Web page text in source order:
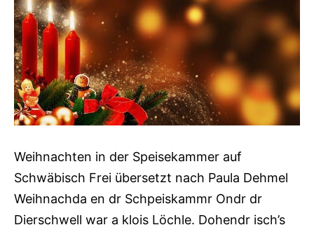
Weihnachten in der Speisekammer auf
Schwäbisch Frei übersetzt nach Paula Dehmel
Weihnachda en dr Schpeiskammr Ondr dr
Dierschwell war a klois Löchle. Dohendr isch’s